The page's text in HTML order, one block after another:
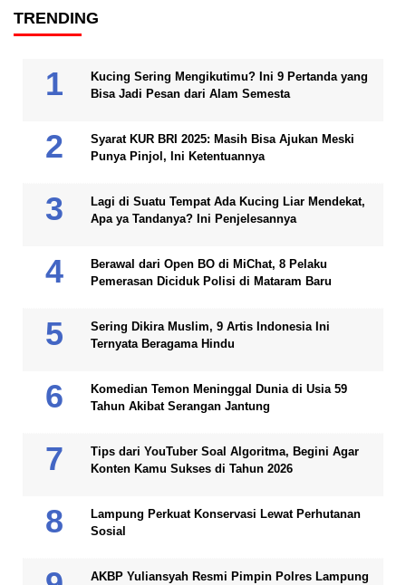
TRENDING
Kucing Sering Mengikutimu? Ini 9 Pertanda yang
Bisa Jadi Pesan dari Alam Semesta
Syarat KUR BRI 2025: Masih Bisa Ajukan Meski
Punya Pinjol, Ini Ketentuannya
Lagi di Suatu Tempat Ada Kucing Liar Mendekat,
Apa ya Tandanya? Ini Penjelesannya
Berawal dari Open BO di MiChat, 8 Pelaku
Pemerasan Diciduk Polisi di Mataram Baru
Sering Dikira Muslim, 9 Artis Indonesia Ini
Ternyata Beragama Hindu
Komedian Temon Meninggal Dunia di Usia 59
Tahun Akibat Serangan Jantung
Tips dari YouTuber Soal Algoritma, Begini Agar
Konten Kamu Sukses di Tahun 2026
Lampung Perkuat Konservasi Lewat Perhutanan
Sosial
AKBP Yuliansyah Resmi Pimpin Polres Lampung